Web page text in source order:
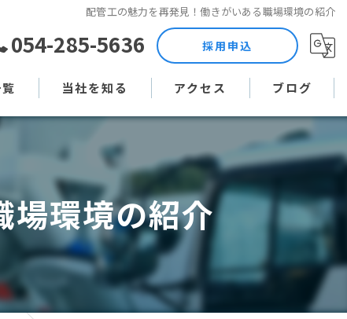
配管工の魅力を再発見！働きがいある職場環境の紹介
054-285-5636 採用申込
当社を知る
土木作業員
現場監督
未経験
直行直帰
アクセス ブログ
コラム
場環境の紹介